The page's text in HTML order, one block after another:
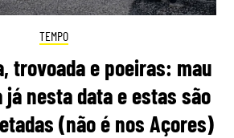
TEMPO
trovoada e poeiras: mau
já nesta data e estas são
(não é nos Açores)